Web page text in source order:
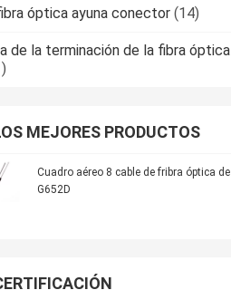
óptica ayuna conector (14)
de la terminación de la fibra óptica
MEJORES PRODUCTOS
Cuadro aéreo 8 cable de fribra óptica de
G652D